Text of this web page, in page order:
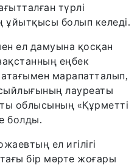
түрлі
болып келеді.
ел дамуына қосқан
еңбек
марапатталып,
лауреаты
облысының «Құрметті
болды.
ел игілігі
бір мәрте жоғары